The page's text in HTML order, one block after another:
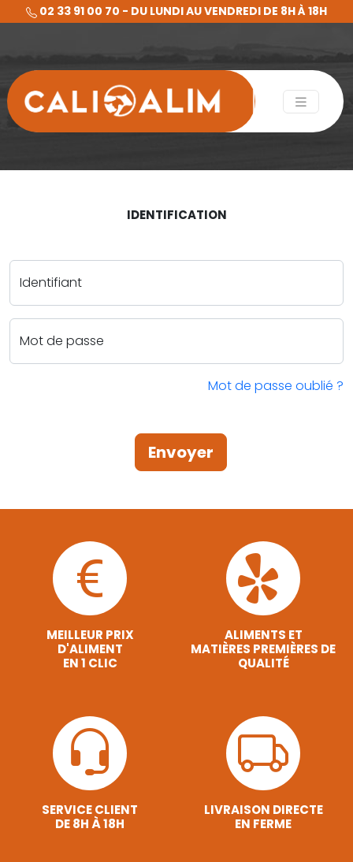
02 33 91 00 70 - DU LUNDI AU VENDREDI DE 8H À 18H
IDENTIFICATION
Identifiant
Mot de passe
Mot de passe oublié ?
Envoyer
MEILLEUR PRIX
D'ALIMENT
EN 1 CLIC
ALIMENTS ET
MATIÈRES PREMIÈRES DE
QUALITÉ
SERVICE CLIENT
DE 8H À 18H
LIVRAISON DIRECTE
EN FERME